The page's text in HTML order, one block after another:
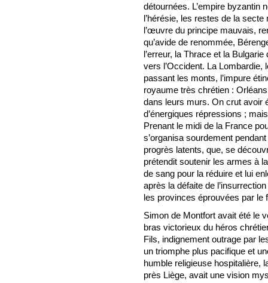
détournées. L’empire byzantin
l’hérésie, les restes de la
l’œuvre du principe mauvais,
qu’avide de renommée,
l’erreur, la Thrace et la
vers l’Occident. La
passant les monts, l’impure
royaume très chrétien :
dans leurs murs. On crut avoir
d’énergiques répressions ;
Prenant le midi de la France
s’organisa sourdement
progrès latents, que, se
prétendit soutenir les armes à
de sang pour la réduire et lui
après la défaite de
les provinces éprouvées par le
Simon de Montfort avait été le
bras victorieux du héros
Fils, indignement outrage par
un triomphe plus pacifique et
humble religieuse hospitalière,
près Liège, avait une vision